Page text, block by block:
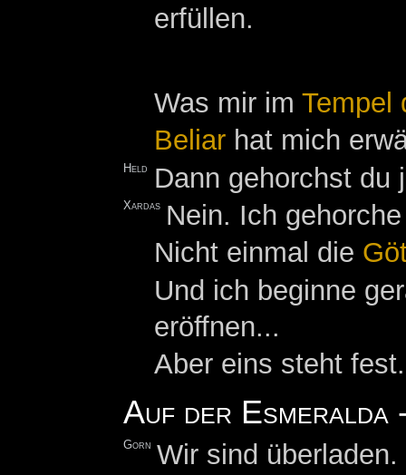
erfüllen.
Was mir imTempel
Beliar hat mich
Held Dann gehorchst
Xardas Nein. Ich
Nicht einmal die
Und ich beginne
eröffnen...
Aber eins steht
Auf der Esmeralda
Gorn Wir sind